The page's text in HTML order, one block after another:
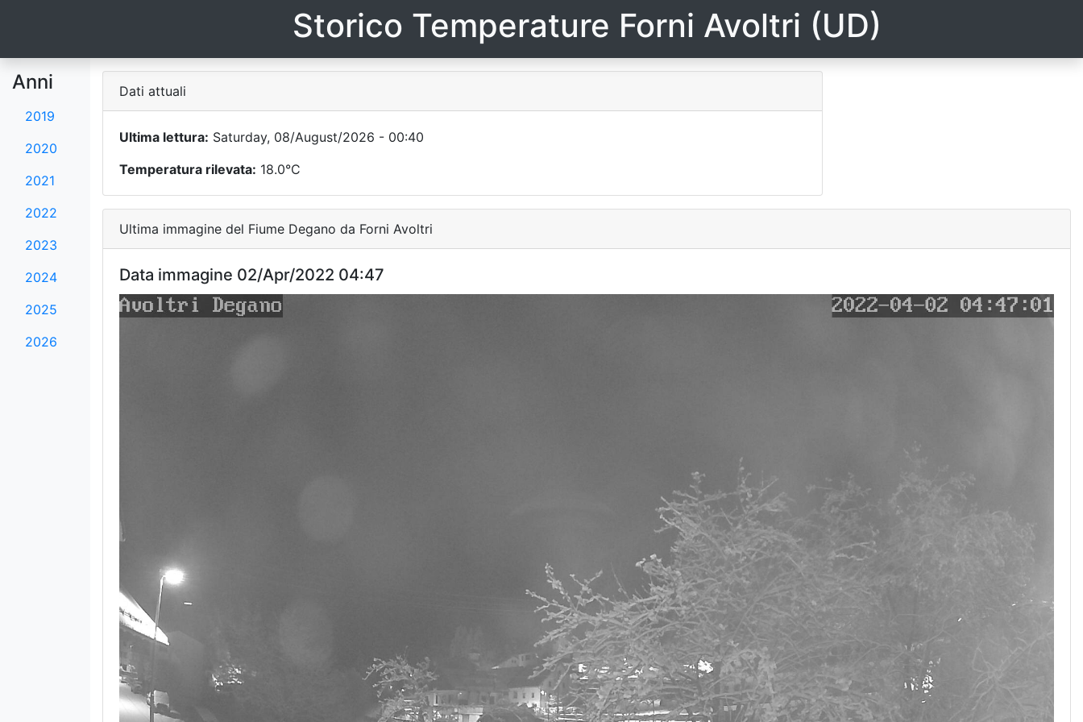
Storico Temperature Forni Avoltri (UD)
Anni
2019
2020
2021
2022
2023
2024
2025
2026
Dati attuali
Ultima lettura: Saturday, 08/August/2026 - 00:40
Temperatura rilevata: 18.0°C
Ultima immagine del Fiume Degano da Forni Avoltri
Data immagine 02/Apr/2022 04:47